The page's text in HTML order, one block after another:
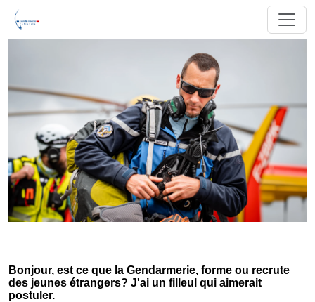
Bonjour, est ce que la Gendarmerie, forme ou recrute
des jeunes étrangers? J'ai un filleul qui aimerait
postuler.